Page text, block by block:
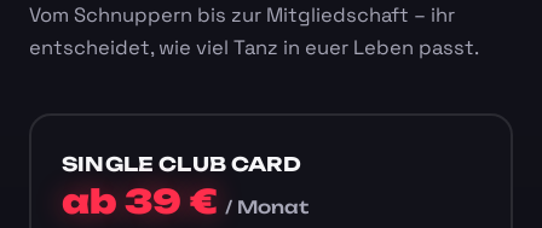
Vom Schnuppern bis zur Mitgliedschaft – ihr
entscheidet, wie viel Tanz in euer Leben passt.
SINGLE CLUB CARD
ab 39 €/ Monat